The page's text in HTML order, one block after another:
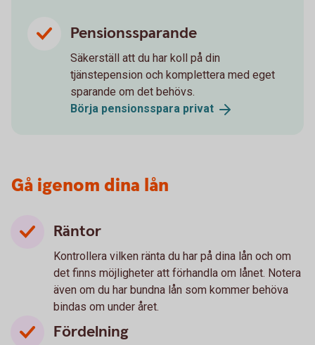
Pensionssparande
Säkerställ att du har koll på din
tjänstepension och komplettera med eget
sparande om det behövs.
Börja pensionsspara privat
Gå igenom dina lån
Räntor
Kontrollera vilken ränta du har på dina lån och om
det finns möjligheter att förhandla om lånet. Notera
även om du har bundna lån som kommer behöva
bindas om under året.
Fördelning